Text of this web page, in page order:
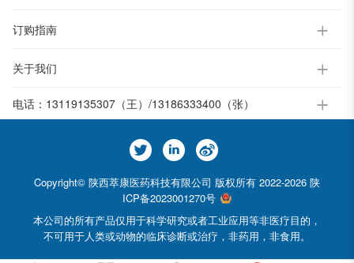
订购指南
关于我们
电话： 13119135307（王）/13186333400（张）
Copyright© 陕西萃康医药科技有限公司 版权所有 2022-2026 陕
ICP备2023001270号
本公司的所有产品仅用于科学研究或者工业应用等非医疗目的，
不可用于人类或动物的临床诊断或治疗，非药用，非食用。